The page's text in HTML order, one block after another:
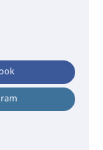
നിന്ന്
ആര്യ